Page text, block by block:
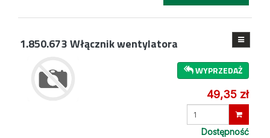
1.850.673Włącznik wentylatora
WYPRZEDAŻ
49,35 zł
Dostępność